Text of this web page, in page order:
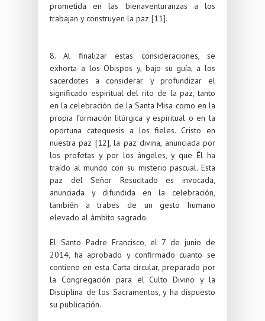
prometida en las bienaventuranzas a los
trabajan y construyen la paz [11].
8. Al finalizar estas consideraciones, se
exhorta a los Obispos y, bajo su guía, a los
sacerdotes a considerar y profundizar el
significado espiritual del rito de la paz, tanto
en la celebración de la Santa Misa como en la
propia formación litúrgica y espiritual o en la
oportuna catequesis a los fieles. Cristo en
nuestra paz [12], la paz divina, anunciada por
los profetas y por los ángeles, y que Él ha
traído al mundo con su misterio pascual. Esta
paz del Señor Resucitado es invocada,
anunciada y difundida en la celebración,
también a trabes de un gesto humano
elevado al ámbito sagrado.
El Santo Padre Francisco, el 7 de junio de
2014, ha aprobado y confirmado cuanto se
contiene en esta Carta circular, preparado por
la Congregación para el Culto Divino y la
Disciplina de los Sacramentos, y ha dispuesto
su publicación.